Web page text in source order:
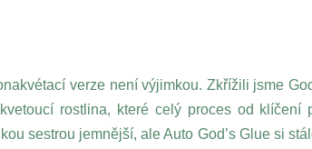
verze není výjimkou. Zkřížili jsme
rostlina, které celý proces od
sestrou jemnější, ale Auto God’s Glue si